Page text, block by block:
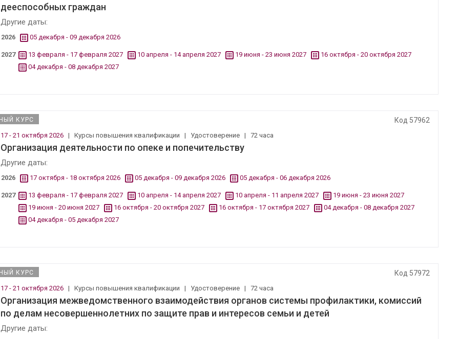
дееспособных граждан
Другие даты:
2026 05 декабря - 09 декабря 2026
2027 13 февраля - 17 февраля 2027 10 апреля - 14 апреля 2027 19 июня - 23 июня 2027
16 октября - 20 октября 2027
04 декабря - 08 декабря 2027
КУРС Код 57962
17 - 21 октября 2026 |Курсы повышения квалификации | Удостоверение |72 часа
Организация деятельности по опеке и попечительству
Другие даты:
2026 17 октября - 18 октября 2026 05 декабря - 09 декабря 2026 05 декабря - 06 декабря 2026
2027 13 февраля - 17 февраля 2027 10 апреля - 14 апреля 2027 10 апреля - 11 апреля 2027
19 июня - 23 июня 2027
19 июня - 20 июня 2027
16 октября - 20 октября 2027 16 октября - 17 октября 2027
04 декабря - 08 декабря 2027
04 декабря - 05 декабря 2027
КУРС Код 57972
17 - 21 октября 2026 |Курсы повышения квалификации | Удостоверение |72 часа
Организация межведомственного взаимодействия органов системы профилактики, комиссий
по делам несовершеннолетних по защите прав и интересов семьи и детей
Другие даты: